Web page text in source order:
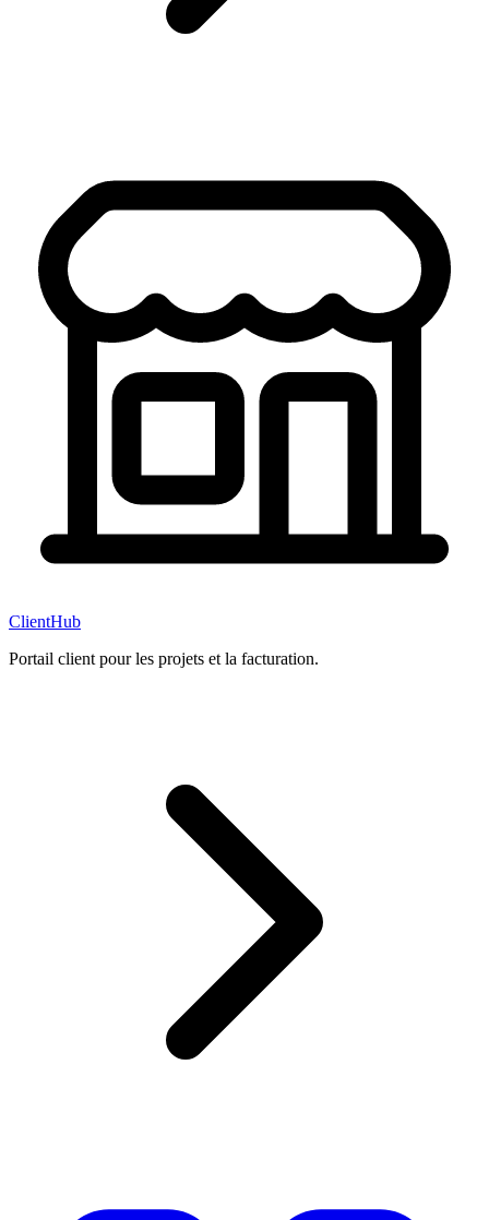
ClientHub
Portail client pour les projets et la facturation.